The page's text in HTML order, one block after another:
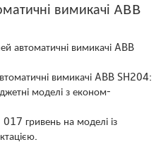
вимикачі ABB
автоматичні вимикачі ABB
вимикачі ABB SH204:
моделі з економ-
гривень на моделі із